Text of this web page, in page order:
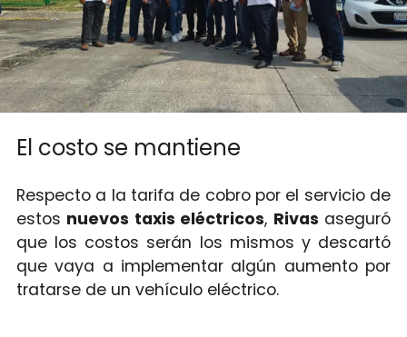
El costo se mantiene
Respecto a la tarifa de cobro por el servicio de
estos nuevos taxis eléctricos, Rivas aseguró
que los costos serán los mismos y descartó
que vaya a implementar algún aumento por
tratarse de un vehículo eléctrico.